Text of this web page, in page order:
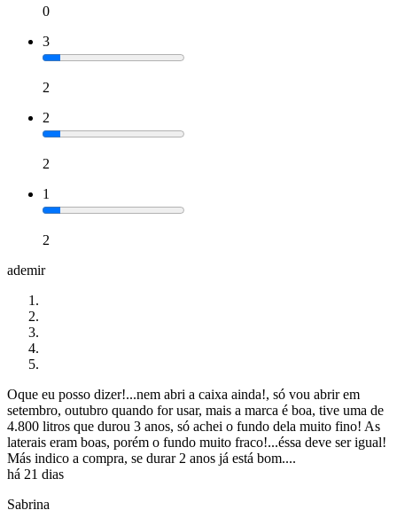
0
3
2
2
2
1
2
ademir
Oque eu posso dizer!...nem abri a caixa ainda!, só vou abrir em
setembro, outubro quando for usar, mais a marca é boa, tive uma de
4.800 litros que durou 3 anos, só achei o fundo dela muito fino! As
laterais eram boas, porém o fundo muito fraco!...éssa deve ser igual!
Más indico a compra, se durar 2 anos já está bom....
há 21 dias
Sabrina